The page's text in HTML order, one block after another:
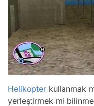
Helikopter kullanmak
yerleştirmek mi